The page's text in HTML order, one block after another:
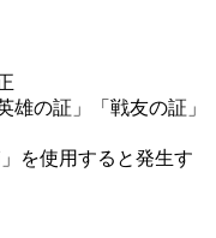
雄の証」「戦友の証」
」を使用すると発生す